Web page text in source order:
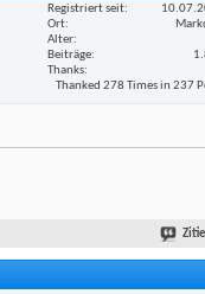
Registriert seit
Ort
Alter
Beiträge
Thanks
Thanked 278 Times in 237